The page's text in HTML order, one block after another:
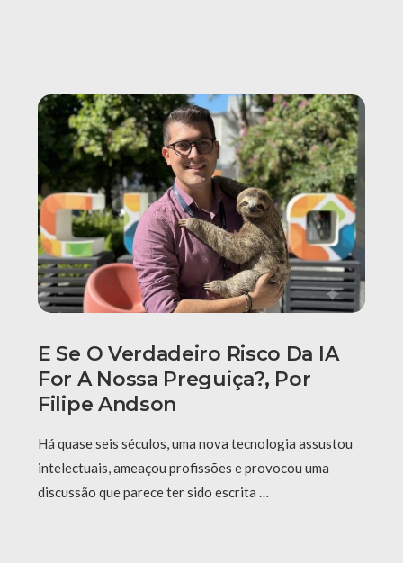
E Se O Verdadeiro Risco Da IA
For A Nossa Preguiça?, Por
Filipe Andson
Há quase seis séculos, uma nova tecnologia assustou
intelectuais, ameaçou profissões e provocou uma
discussão que parece ter sido escrita …